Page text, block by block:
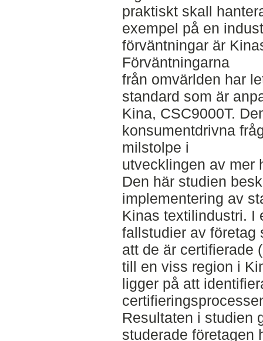
praktiskt skall
exempel på en
förväntningar är
Förväntningarna
från omvärlden har
standard som är
Kina, CSC9000T.
konsumentdrivna
milstolpe i
utvecklingen av mer
Den här studien
implementering av
Kinas textilindustri. I
fallstudier av företag
att de är certifierade
till en viss region i
ligger på att
Resultaten i studien
studerade företagen